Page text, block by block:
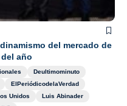
del mercado de
año
Deultimominuto
ElPeriódicodelaVerdad
Unidos
Luis Abinader